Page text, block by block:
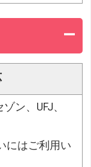
ン、UFJ、
にはご利用い